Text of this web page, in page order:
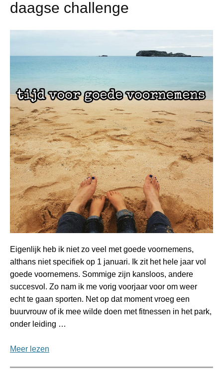
daagse challenge
Eigenlijk heb ik niet zo veel met goede voornemens,
althans niet specifiek op 1 januari. Ik zit het hele jaar vol
goede voornemens. Sommige zijn kansloos, andere
succesvol. Zo nam ik me vorig voorjaar voor om weer
echt te gaan sporten. Net op dat moment vroeg een
buurvrouw of ik mee wilde doen met fitnessen in het park,
onder leiding …
Meer lezen